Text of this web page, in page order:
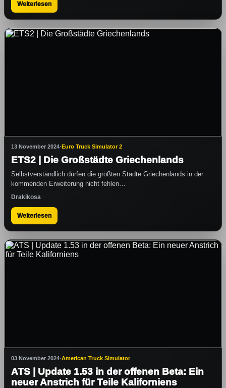
Weiterlesen
13 November 2024·Euro Truck Simulator 2
ETS2 | Die Großstädte Griechenlands
Selbstverständlich dürfen die größten Städte Griechenlands in der
kommenden Erweiterung nicht fehlen…
Drakikosa
Weiterlesen
03 November 2024·American Truck Simulator
ATS | Update 1.53 in der offenen Beta: Ein
neuer Anstrich für Teile Kaliforniens